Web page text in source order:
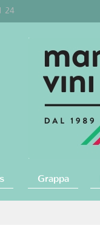
24
Grappa